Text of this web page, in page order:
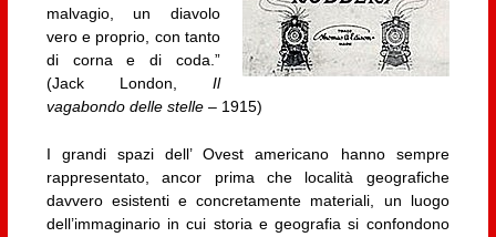
malvagio, un diavolo
vero e proprio, con tanto
di corna e di coda.”
(Jack London,Il
vagabondo delle stelle– 1915)
I grandi spazi dell’ Ovest americano hanno sempre
rappresentato, ancor prima che località geografiche
davvero esistenti e concretamente materiali, un luogo
dell’immaginario in cui storia e geografia si confondono